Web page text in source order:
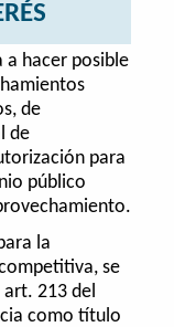
a hacer posible
de
de
para
público
la
se
213 del
como título